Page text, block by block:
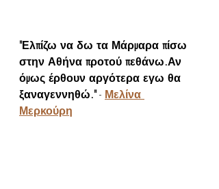
"Ελπίζω να δω τα Μάρμαρα πίσω
στην Αθήνα προτού πεθάνω.Αν
όμως έρθουν αργότερα εγω θα
ξαναγεννηθώ." - Μελίνα
Μερκούρη